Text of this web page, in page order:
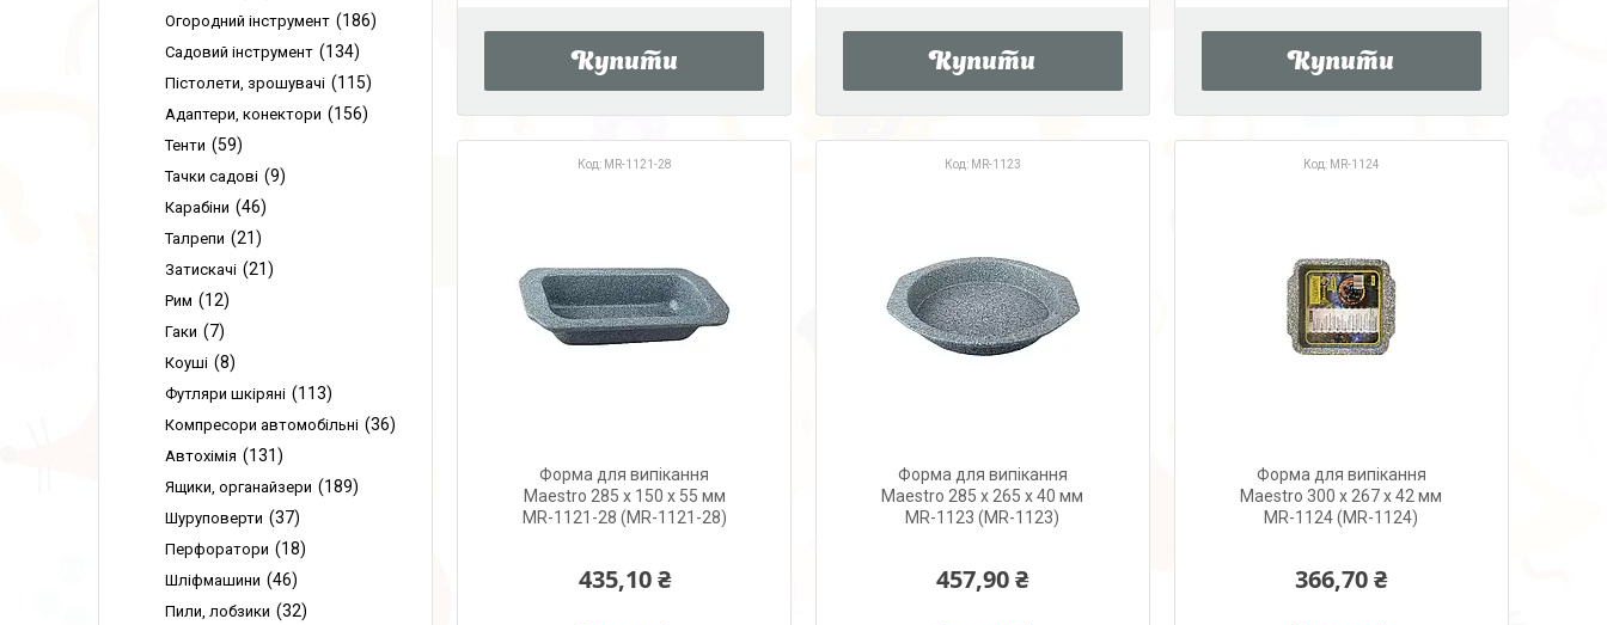
Купити Купити Купити
MR-1121-28
Форма для випікання
Maestro 285 х 150 х 55 мм
MR-1121-28 (MR-1121-28)
435,10 ₴
MR-1123
Форма для випікання
Maestro 285 х 265 х 40 мм
MR-1123 (MR-1123)
457,90 ₴
MR-1124
Форма для випікання
Maestro 300 х 267 х 42 мм
MR-1124 (MR-1124)
366,70 ₴
Огородний інструмент 186
Садовий інструмент 134
Пістолети, зрошувачі 115
Адаптери, конектори 156
Тенти 59
Тачки садові 9
Карабіни 46
Талрепи 21
Затискачі 21
Рим 12
Гаки 7
Коуші 8
Футляри шкіряні 113
Компресори автомобільні 36
Автохімія 131
Ящики, органайзери 189
Шуруповерти 37
Перфоратори 18
Шліфмашини 46
Пили, лобзики 32